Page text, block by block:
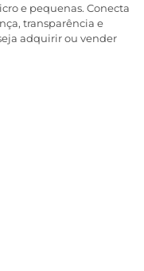
e pequenas. Conecta
transparência e
adquirir ou vender